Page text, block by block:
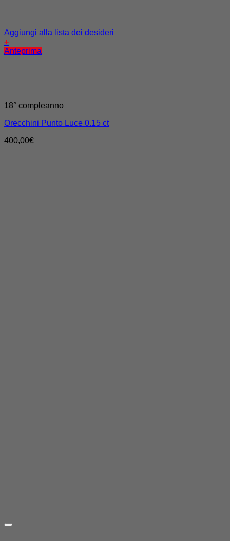
Aggiungi alla lista dei desideri
+
Anteprima
18° compleanno
Orecchini Punto Luce 0.15 ct
400,00€